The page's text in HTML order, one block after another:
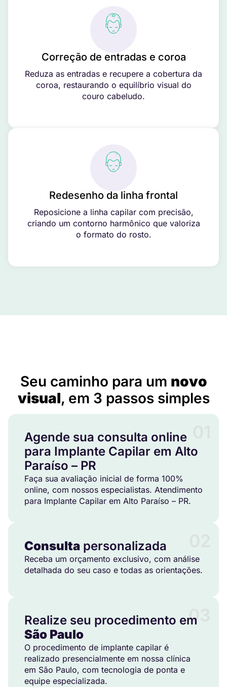
Correção de entradas e coroa
Reduza as entradas e recupere a cobertura da
coroa, restaurando o equilíbrio visual do
couro cabeludo.
Redesenho da linha frontal
Reposicione a linha capilar com precisão,
criando um contorno harmônico que valoriza
o formato do rosto.
Seu caminho para um novo
visual, em 3 passos simples
Agende sua consulta online
para Implante Capilar em Alto
Paraíso – PR
Faça sua avaliação inicial de forma 100%
online, com nossos especialistas. Atendimento
para Implante Capilar em Alto Paraíso – PR.
Consulta personalizada
Receba um orçamento exclusivo, com análise
detalhada do seu caso e todas as orientações.
03
Realize seu procedimento em
São Paulo
O procedimento de implante capilar é
realizado presencialmente em nossa clínica
em São Paulo, com tecnologia de ponta e
equipe especializada.